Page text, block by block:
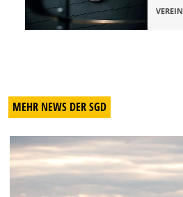
VEREIN
MEHR NEWS DER SGD